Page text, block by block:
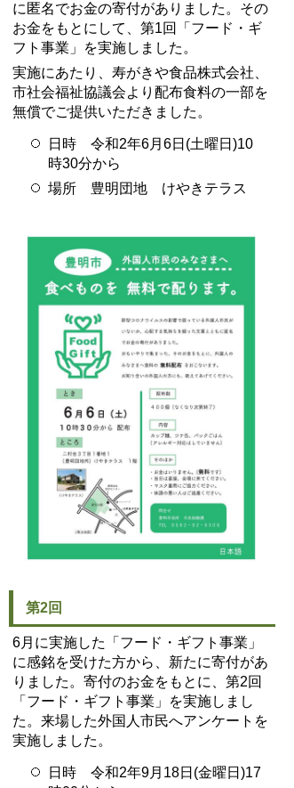
に匿名でお金の寄付がありました。その
お金をもとにして、第1回「フード・ギ
フト事業」を実施しました。
実施にあたり、寿がきや食品株式会社、
市社会福祉協議会より配布食料の一部を
無償でご提供いただきました。
日時 令和2年6月6日(土曜日)10
時30分から
場所 豊明団地 けやきテラス
第2回
6月に実施した「フード・ギフト事業」
に感銘を受けた方から、新たに寄付があ
りました。寄付のお金をもとに、第2回
「フード・ギフト事業」を実施しまし
た。来場した外国人市民へアンケートを
実施しました。
日時 令和2年9月18日(金曜日)17